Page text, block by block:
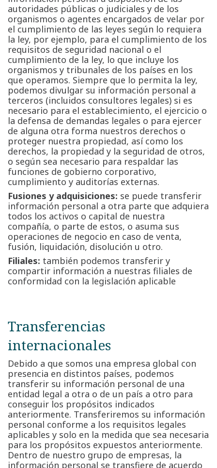
autoridades públicas o judiciales y de los
organismos o agentes encargados de velar por
el cumplimiento de las leyes según lo requiera
la ley, por ejemplo, para el cumplimiento de los
requisitos de seguridad nacional o el
cumplimiento de la ley, lo que incluye los
organismos y tribunales de los países en los
que operamos. Siempre que lo permita la ley,
podemos divulgar su información personal a
terceros (incluidos consultores legales) si es
necesario para el establecimiento, el ejercicio o
la defensa de demandas legales o para ejercer
de alguna otra forma nuestros derechos o
proteger nuestra propiedad, así como los
derechos, la propiedad y la seguridad de otros,
o según sea necesario para respaldar las
funciones de gobierno corporativo,
cumplimiento y auditorías externas.
Fusiones y adquisiciones: se puede transferir
información personal a otra parte que adquiera
todos los activos o capital de nuestra
compañía, o parte de estos, o asuma sus
operaciones de negocio en caso de venta,
fusión, liquidación, disolución u otro.
Filiales: también podemos transferir y
compartir información a nuestras filiales de
conformidad con la legislación aplicable
Transferencias
internacionales
Debido a que somos una empresa global con
presencia en distintos países, podemos
transferir su información personal de una
entidad legal a otra o de un país a otro para
conseguir los propósitos indicados
anteriormente. Transferiremos su información
personal conforme a los requisitos legales
aplicables y solo en la medida que sea necesaria
para los propósitos expuestos anteriormente.
Dentro de nuestro grupo de empresas, la
información personal se transfiere de acuerdo